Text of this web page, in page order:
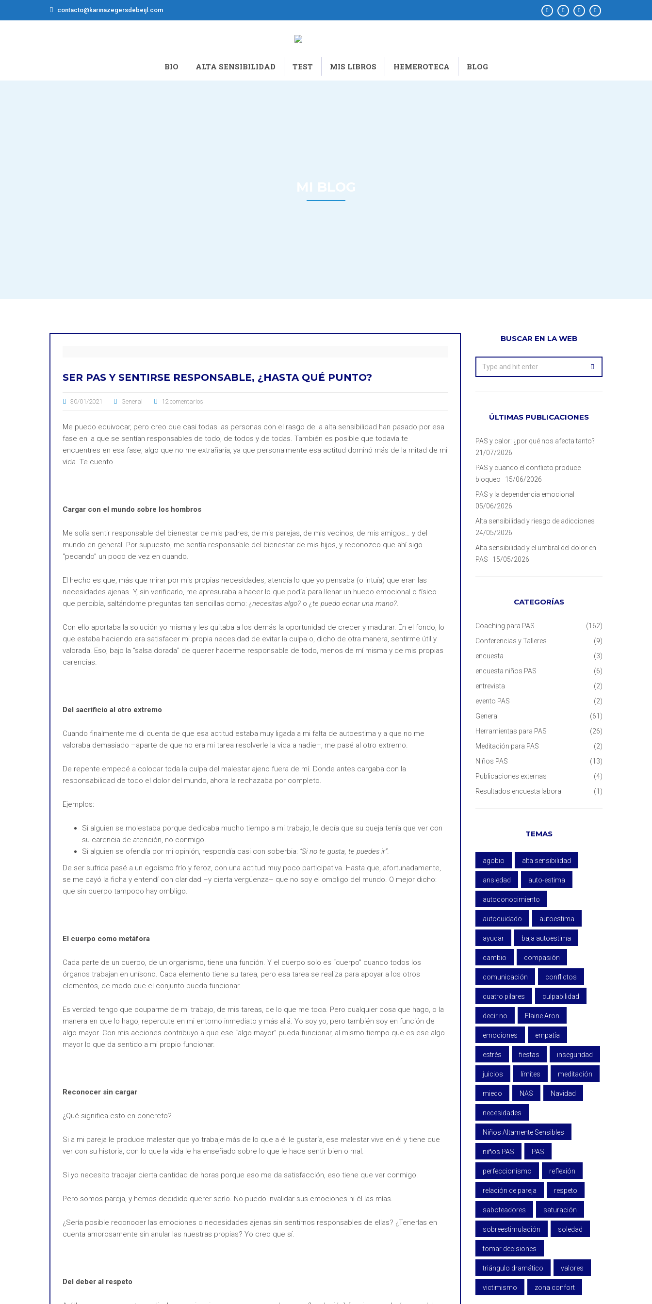
contacto@karinazegersdebeijl.com
BIO ALTA SENSIBILIDAD TEST MIS LIBROS HEMEROTECA BLOG
SER PAS Y SENTIRSE RESPONSABLE, ¿HASTA QUÉ PUNTO?
30/01/2021 General 12 comentarios
Me puedo equivocar, pero creo que casi todas las personas con el rasgo de la alta sensibilidad han pasado por esa
fase en la que se sentían responsables de todo, de todos y de todas. También es posible que todavía te
encuentres en esa fase, algo que no me extrañaría, ya que personalmente esa actitud dominó más de la mitad de mi
vida. Te cuento…
Cargar con el mundo sobre los hombros
Me solía sentir responsable del bienestar de mis padres, de mis parejas, de mis vecinos, de mis amigos… y del
mundo en general. Por supuesto, me sentía responsable del bienestar de mis hijos, y reconozco que ahí sigo
“pecando” un poco de vez en cuando.
El hecho es que, más que mirar por mis propias necesidades, atendía lo que yo pensaba (o intuía) que eran las
necesidades ajenas. Y, sin verificarlo, me apresuraba a hacer lo que podía para llenar un hueco emocional o físico
que percibía, saltándome preguntas tan sencillas como: ¿necesitas algo? o ¿te puedo echar una mano?.
Con ello aportaba la solución yo misma y les quitaba a los demás la oportunidad de crecer y madurar. En el fondo, lo
que estaba haciendo era satisfacer mi propia necesidad de evitar la culpa o, dicho de otra manera, sentirme útil y
valorada. Eso, bajo la “salsa dorada” de querer hacerme responsable de todo, menos de mí misma y de mis propias
carencias.
Del sacrificio al otro extremo
Cuando finalmente me di cuenta de que esa actitud estaba muy ligada a mi falta de autoestima y a que no me
valoraba demasiado –aparte de que no era mi tarea resolverle la vida a nadie–, me pasé al otro extremo.
De repente empecé a colocar toda la culpa del malestar ajeno fuera de mí. Donde antes cargaba con la
responsabilidad de todo el dolor del mundo, ahora la rechazaba por completo.
Ejemplos:
Si alguien se molestaba porque dedicaba mucho tiempo a mi trabajo, le decía que su queja tenía que ver con
su carencia de atención, no conmigo.
Si alguien se ofendía por mi opinión, respondía casi con soberbia: “Si no te gusta, te puedes ir”.
De ser sufrida pasé a un egoísmo frío y feroz, con una actitud muy poco participativa. Hasta que, afortunadamente,
se me cayó la ficha y entendí con claridad –y cierta vergüenza– que no soy el ombligo del mundo. O mejor dicho:
que sin cuerpo tampoco hay ombligo.
El cuerpo como metáfora
Cada parte de un cuerpo, de un organismo, tiene una función. Y el cuerpo solo es “cuerpo” cuando todos los
órganos trabajan en unísono. Cada elemento tiene su tarea, pero esa tarea se realiza para apoyar a los otros
elementos, de modo que el conjunto pueda funcionar.
Es verdad: tengo que ocuparme de mi trabajo, de mis tareas, de lo que me toca. Pero cualquier cosa que hago, o la
manera en que lo hago, repercute en mi entorno inmediato y más allá. Yo soy yo, pero también soy en función de
algo mayor. Con mis acciones contribuyo a que ese “algo mayor” pueda funcionar, al mismo tiempo que es ese algo
mayor lo que da sentido a mi propio funcionar.
Reconocer sin cargar
¿Qué significa esto en concreto?
Si a mi pareja le produce malestar que yo trabaje más de lo que a él le gustaría, ese malestar vive en él y tiene que
ver con su historia, con lo que la vida le ha enseñado sobre lo que le hace sentir bien o mal.
Si yo necesito trabajar cierta cantidad de horas porque eso me da satisfacción, eso tiene que ver conmigo.
Pero somos pareja, y hemos decidido querer serlo. No puedo invalidar sus emociones ni él las mías.
¿Sería posible reconocer las emociones o necesidades ajenas sin sentirnos responsables de ellas? ¿Tenerlas en
cuenta amorosamente sin anular las nuestras propias? Yo creo que sí.
Del deber al respeto
BUSCAR EN LA WEB
ÚLTIMAS PUBLICACIONES
PAS y calor: ¿por qué nos afecta tanto?
21/07/2026
PAS y cuando el conflicto produce
bloqueo
15/06/2026
PAS y la dependencia emocional
05/06/2026
Alta sensibilidad y riesgo de adicciones
24/05/2026
Alta sensibilidad y el umbral del dolor en
PAS
15/05/2026
CATEGORÍAS
Coaching para PAS
(162)
Conferencias y Talleres
(9)
encuesta
(3)
encuesta niños PAS
(6)
entrevista
(2)
evento PAS
(2)
General
(61)
Herramientas para PAS
(26)
Meditación para PAS
(2)
Niños PAS
(13)
Publicaciones externas
(4)
Resultados encuesta laboral
(1)
TEMAS
agobio alta sensibilidad
ansiedad auto-estima
autoconocimiento
autocuidado autoestima
ayudar baja autoestima
cambio compasión
comunicación conflictos
cuatro pilares culpabilidad
decir no Elaine Aron
emociones empatía
estrés fiestas inseguridad
juicios límites meditación
miedo NAS Navidad
necesidades
Niños Altamente Sensibles
niños PAS PAS
perfeccionismo reflexión
relación de pareja respeto
saboteadores saturación
sobreestimulación soledad
tomar decisiones
triángulo dramático valores
victimismo zona confort